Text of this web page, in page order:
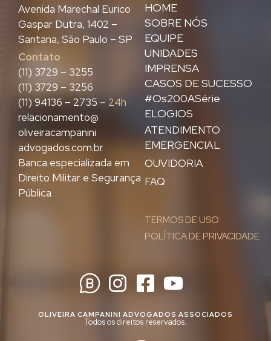
HOME
SOBRE NÓS
EQUIPE
UNIDADES
IMPRENSA
CASOS DE SUCESSO
#Os200ASérie
ELOGIOS
ATENDIMENTO
EMERGENCIAL
OUVIDORIA
FAQ
TERMOS DE USO
POLÍTICA DE PRIVACIDADE
Avenida Marechal Eurico
Gaspar Dutra, 1402 –
Santana, São Paulo – SP
Contato
(11) 3729 – 3255
(11) 3729 – 3256
(11) 94136 – 2735 – 24h
relacionamento@
oliveiracampanini
advogados.com.br
Banca especializada em
Direito Militar e Segurança
Pública
OLIVEIRA CAMPANINI ADVOGADOS ASSOCIADOS
Todos os direitos reservados.